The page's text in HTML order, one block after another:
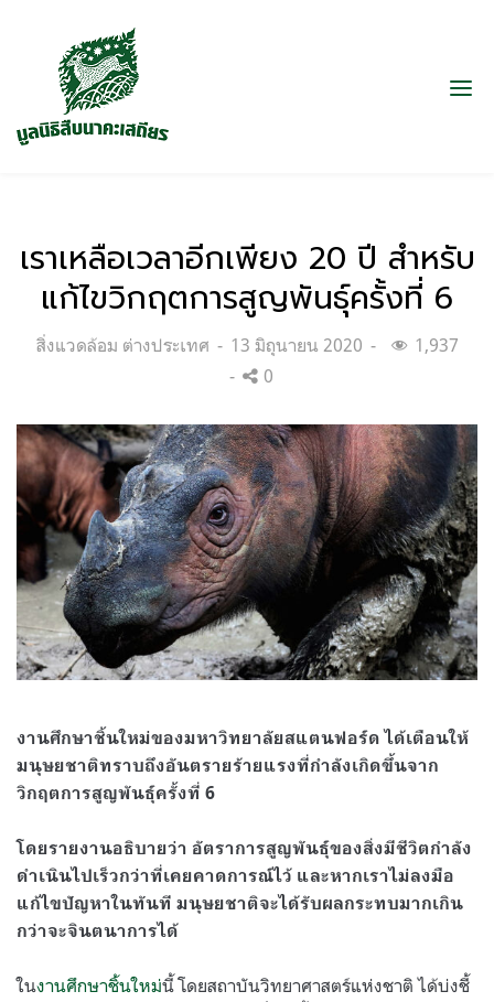
เราเหลือเวลาอีกเพียง 20 ปี สำหรับ
แก้ไขวิกฤตการสูญพันธุ์ครั้งที่ 6
Categories:
สิ่งแวดล้อม ต่างประเทศ
Posted
on
13 มิถุนายน 2020
1,937
0
งานศึกษาชิ้นใหม่ของมหาวิทยาลัยสแตนฟอร์ด ได้เตือนให้
มนุษยชาติทราบถึงอันตรายร้ายแรงที่กำลังเกิดขึ้นจาก
วิกฤตการสูญพันธุ์ครั้งที่ 6
โดยรายงานอธิบายว่า อัตราการสูญพันธุ์ของสิ่งมีชีวิตกำลัง
ดำเนินไปเร็วกว่าที่เคยคาดการณ์ไว้ และหากเราไม่ลงมือ
แก้ไขปัญหาในทันที มนุษยชาติจะได้รับผลกระทบมากเกิน
กว่าจะจินตนาการได้
ในงานศึกษาชิ้นใหม่นี้ โดยสถาบันวิทยาศาสตร์แห่งชาติ ได้บ่งชี้